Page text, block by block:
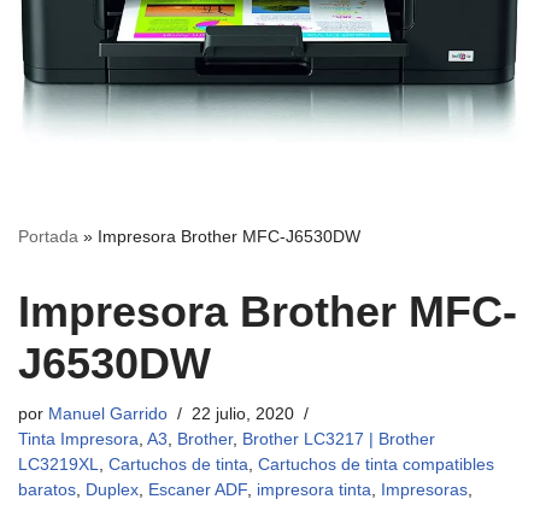
Portada » Impresora Brother MFC-J6530DW
Impresora Brother MFC-
J6530DW
por Manuel Garrido
22 julio, 2020
Tinta Impresora, A3, Brother, Brother LC3217 | Brother
LC3219XL, Cartuchos de tinta, Cartuchos de tinta compatibles
baratos, Duplex, Escaner ADF, impresora tinta, Impresoras,